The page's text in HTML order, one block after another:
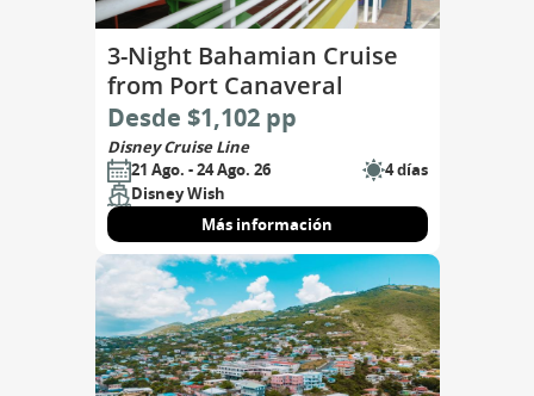
3-Night Bahamian Cruise
from Port Canaveral
Desde $1,102 pp
Disney Cruise Line
21 Ago. - 24 Ago. 26
4 días
Disney Wish
Más información